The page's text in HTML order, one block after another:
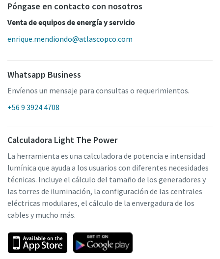
Póngase en contacto con nosotros
Venta de equipos de energía y servicio
enrique.mendiondo@atlascopco.com
Whatsapp Business
Envíenos un mensaje para consultas o requerimientos.
+56 9 3924 4708
Calculadora Light The Power
La herramienta es una calculadora de potencia e intensidad
lumínica que ayuda a los usuarios con diferentes necesidades
técnicas. Incluye el cálculo del tamaño de los generadores y
las torres de iluminación, la configuración de las centrales
eléctricas modulares, el cálculo de la envergadura de los
cables y mucho más.